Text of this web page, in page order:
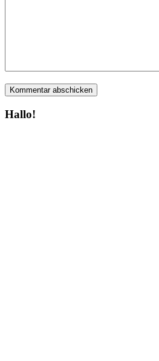
Hallo!